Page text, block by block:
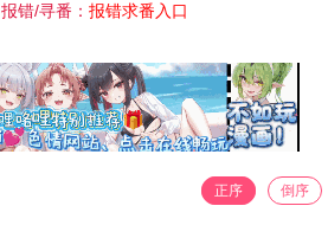
报错/寻番：报错求番入口
正序 倒序